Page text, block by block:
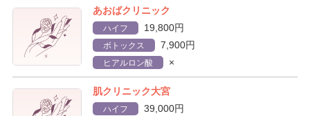
あおばクリニック
ハイフ 19,800円
ボトックス 7,900円
ヒアルロン酸 ×
肌クリニック大宮
ハイフ 39,000円